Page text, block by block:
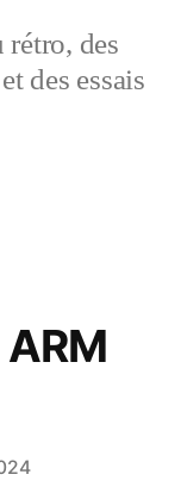
rétro, des
des essais